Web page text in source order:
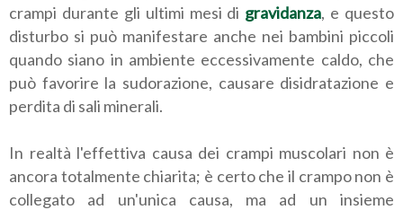
crampi durante gli ultimi mesi di gravidanza, e questo
disturbo si può manifestare anche nei bambini piccoli
quando siano in ambiente eccessivamente caldo, che
può favorire la sudorazione, causare disidratazione e
perdita di sali minerali.
In realtà l'effettiva causa dei crampi muscolari non è
ancora totalmente chiarita; è certo che il crampo non è
collegato ad un'unica causa, ma ad un insieme